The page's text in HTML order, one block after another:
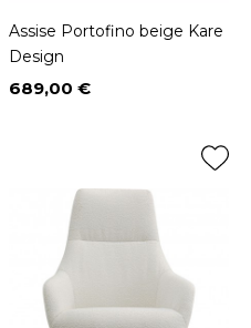
Assise Portofino beige Kare
Design
Prix
689,00 €